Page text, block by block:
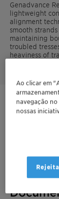
Genadvance
lightweight
alignment
smooth
maintaining
troubled
heaviness of
Ao clicar em
navegação
nossas